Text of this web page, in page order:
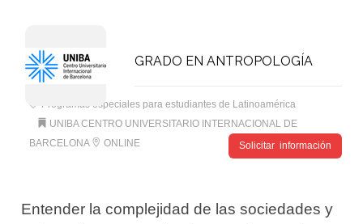
GRADO EN ANTROPOLOGÍA
Programas especiales para estudiantes de Latinoamérica
UNIBA CENTRO UNIVERSITARIO INTERNACIONAL DE
BARCELONA
ONLINE Solicitar información
Entender la complejidad de las sociedades y